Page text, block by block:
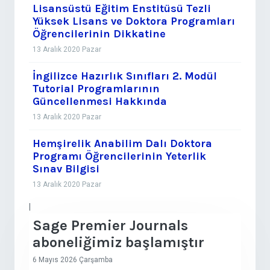
Sage Premier Journals
aboneliğimiz başlamıştır
6 Mayıs 2026 Çarşamba
Lisansüstü Eğitim Enstitüsü Tezli
Yüksek Lisans ve Doktora Programları
Öğrencilerinin Dikkatine
13 Aralık 2020 Pazar
İngilizce Hazırlık Sınıfları 2. Modül
Tutorial Programlarının
Güncellenmesi Hakkında
13 Aralık 2020 Pazar
Hemşirelik Anabilim Dalı Doktora
Programı Öğrencilerinin Yeterlik
Sınav Bilgisi
13 Aralık 2020 Pazar